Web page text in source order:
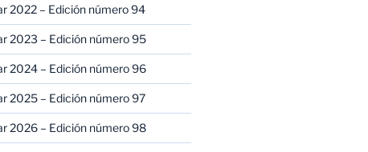
2022 – Edición número 94
2023 – Edición número 95
2024 – Edición número 96
2025 – Edición número 97
2026 – Edición número 98